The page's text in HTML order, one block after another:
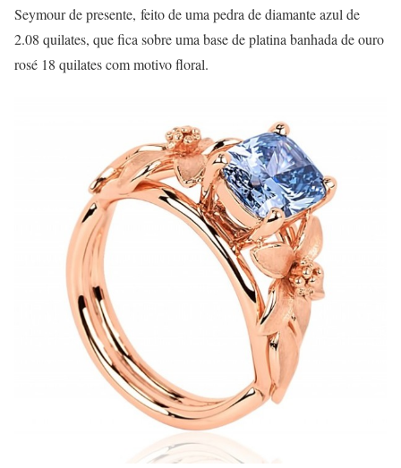
Seymour de presente, feito de uma pedra de diamante azul de
2.08 quilates, que fica sobre uma base de platina banhada de ouro
rosé 18 quilates com motivo floral.